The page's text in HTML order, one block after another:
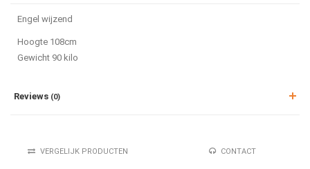
Engel wijzend
Hoogte 108cm
Gewicht 90 kilo
Reviews (0)
VERGELIJK PRODUCTEN CONTACT